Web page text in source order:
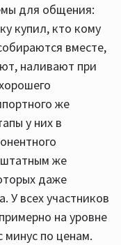
для общения:
купил, кто кому
вместе,
наливают при
же
у них в
штатным же
даже
У всех участников
на уровне
по ценам.